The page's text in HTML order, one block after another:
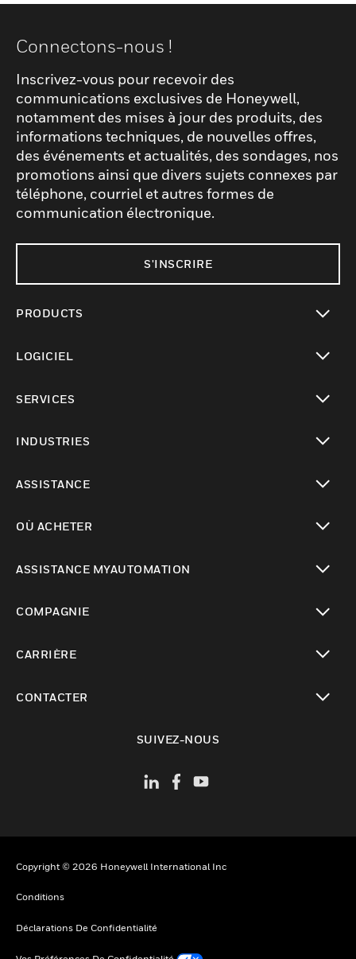
Connectons-nous !
Inscrivez-vous pour recevoir des
communications exclusives de Honeywell,
notamment des mises à jour des produits, des
informations techniques, de nouvelles offres,
des événements et actualités, des sondages, nos
promotions ainsi que divers sujets connexes par
téléphone, courriel et autres formes de
communication électronique.
S'INSCRIRE
PRODUCTS
LOGICIEL
SERVICES
INDUSTRIES
ASSISTANCE
OÙ ACHETER
ASSISTANCE MYAUTOMATION
COMPAGNIE
CARRIÈRE
CONTACTER
SUIVEZ-NOUS
Copyright © 2026 Honeywell International Inc
Conditions
Déclarations De Confidentialité